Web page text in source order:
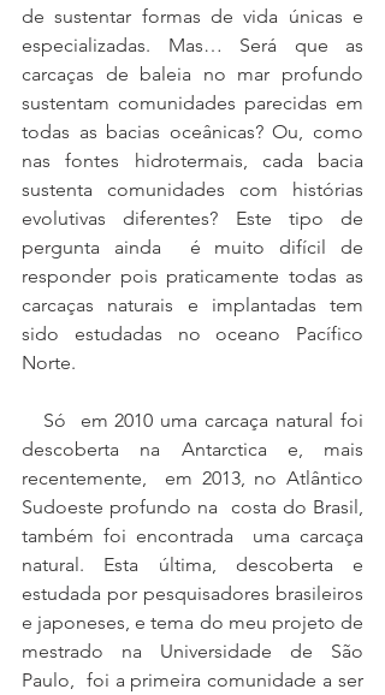
de sustentar formas de vida únicas e
especializadas. Mas… Será que as
carcaças de baleia no mar profundo
sustentam comunidades parecidas em
todas as bacias oceânicas? Ou, como
nas fontes hidrotermais, cada bacia
sustenta comunidades com histórias
evolutivas diferentes? Este tipo de
pergunta ainda  é muito difícil de
responder pois praticamente todas as
carcaças naturais e implantadas tem
sido estudadas no oceano Pacífico
Norte.
descoberta na Antarctica e, mais
recentemente,  em 2013, no Atlântico
Sudoeste profundo na  costa do Brasil,
também foi encontrada  uma carcaça
natural. Esta última, descoberta e
estudada por pesquisadores brasileiros
e japoneses, e tema do meu projeto de
mestrado na Universidade de São
Paulo,  foi a primeira comunidade a ser